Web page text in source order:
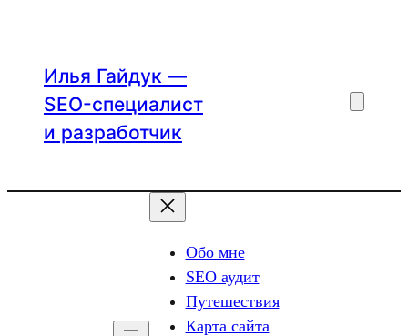
содержимому
Илья Гайдук —
SEO-специалист
и разработчик
Обо мне
SEO аудит
Путешествия
Карта сайта